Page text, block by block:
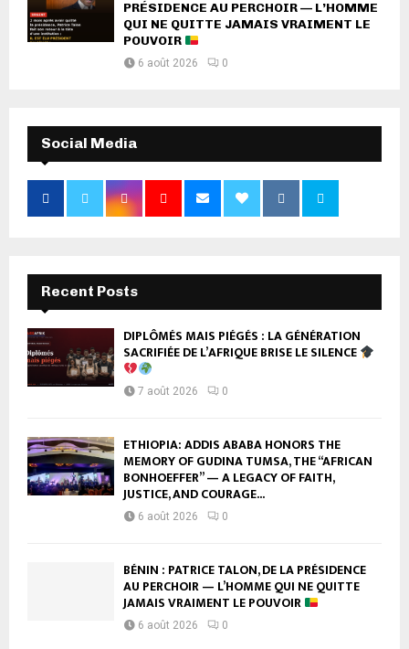
PRÉSIDENCE AU PERCHOIR — L’HOMME
QUI NE QUITTE JAMAIS VRAIMENT LE
POUVOIR
6 août 2026 0
Social Media
Recent Posts
DIPLÔMÉS MAIS PIÉGÉS : LA GÉNÉRATION
SACRIFIÉE DE L’AFRIQUE BRISE LE SILENCE
7 août 2026 0
ETHIOPIA: ADDIS ABABA HONORS THE
MEMORY OF GUDINA TUMSA, THE “AFRICAN
BONHOEFFER” — A LEGACY OF FAITH,
JUSTICE, AND COURAGE...
6 août 2026 0
BÉNIN : PATRICE TALON, DE LA PRÉSIDENCE
AU PERCHOIR — L’HOMME QUI NE QUITTE
JAMAIS VRAIMENT LE POUVOIR
6 août 2026 0